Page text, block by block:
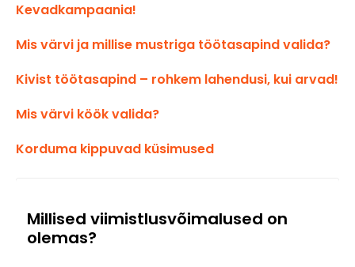
Kevadkampaania!
Mis värvi ja millise mustriga töötasapind valida?
Kivist töötasapind – rohkem lahendusi, kui arvad!
Mis värvi köök valida?
Korduma kippuvad küsimused
Millised viimistlusvõimalused on
olemas?